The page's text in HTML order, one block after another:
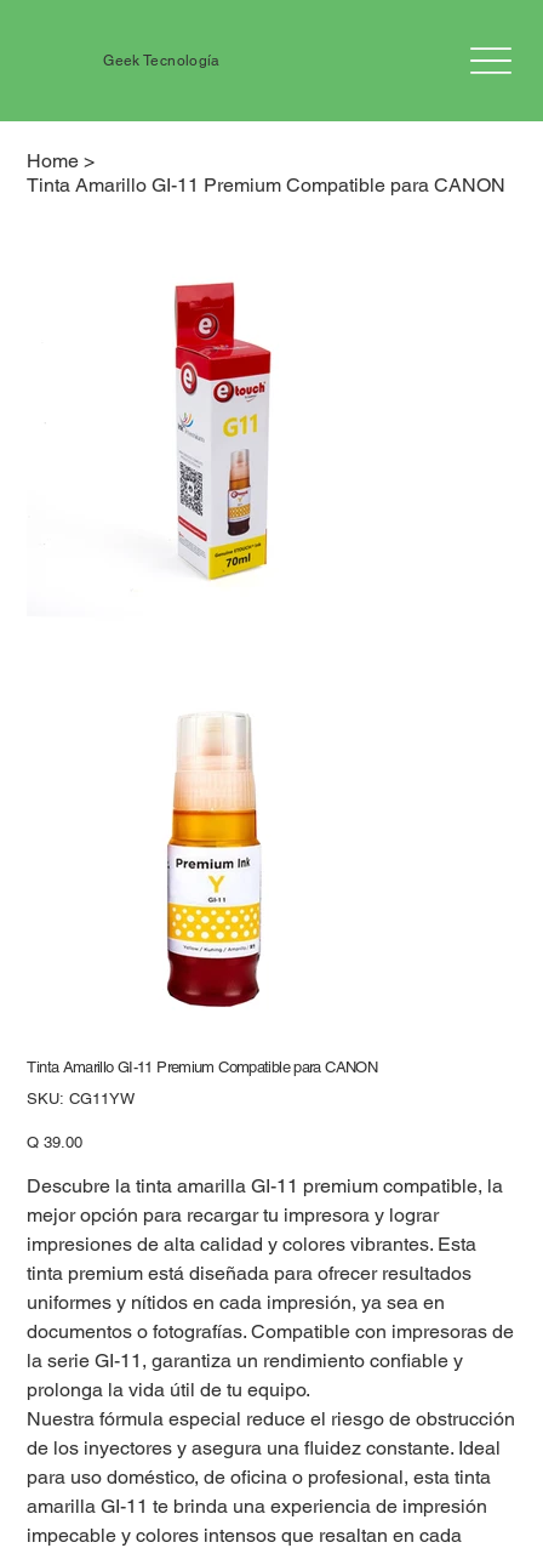
Geek Tecnología
Home >
Tinta Amarillo GI-11 Premium Compatible para CANON
Tinta Amarillo GI-11 Premium Compatible para CANON
SKU: SKU
CG11YW
CG11YW
Precio
Q 39.00
Descubre la tinta amarilla GI-11 premium compatible, la
mejor opción para recargar tu impresora y lograr
impresiones de alta calidad y colores vibrantes. Esta
tinta premium está diseñada para ofrecer resultados
uniformes y nítidos en cada impresión, ya sea en
documentos o fotografías. Compatible con impresoras de
la serie GI-11, garantiza un rendimiento confiable y
prolonga la vida útil de tu equipo.
Nuestra fórmula especial reduce el riesgo de obstrucción
de los inyectores y asegura una fluidez constante. Ideal
para uso doméstico, de oficina o profesional, esta tinta
amarilla GI-11 te brinda una experiencia de impresión
impecable y colores intensos que resaltan en cada